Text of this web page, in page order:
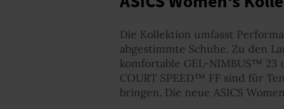
Die Kollektion umfasst
abgestimmte Schuhe. Zu den
komfortable GEL-NIMBUS™ 23
COURT SPEED™ FF sind für
bringen. Die neue ASICS